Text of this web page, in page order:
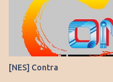
para XBS, PS5 y PC. No
apoyo al seguirnos en:
los que nos agregan a sus
comentarios en nuestras
https://twitter.com/
https://
[NES] Contra